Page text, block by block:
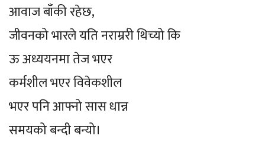
आवाज बाँकी रहेछ,
जीवनको भारले यति नराम्ररी थिच्यो कि
ऊ अध्ययनमा तेज भएर
कर्मशील भएर विवेकशील
भएर पनि आफ्नो सास धान्न
समयको बन्दी बन्यो।